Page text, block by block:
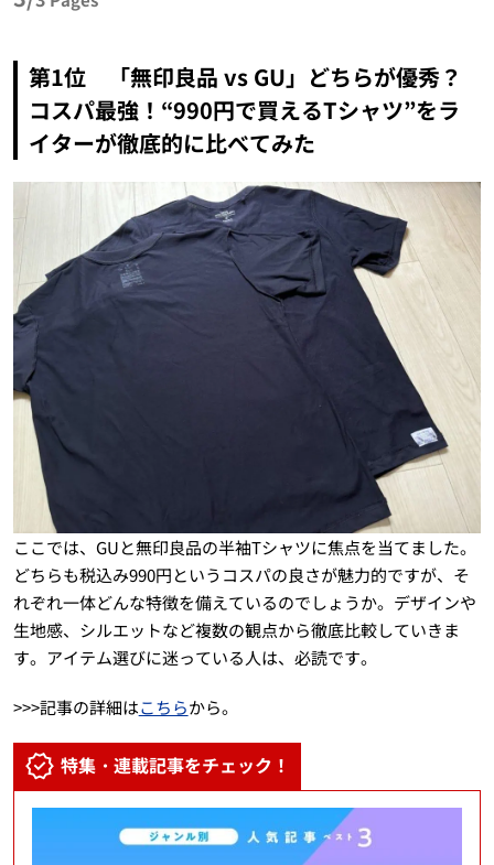
第1位 「無印良品 vs GU」どちらが優秀？
コスパ最強！“990円で買えるTシャツ”をラ
イターが徹底的に比べてみた
ここでは、GUと無印良品の半袖Tシャツに焦点を当てました。
どちらも税込み990円というコスパの良さが魅力的ですが、そ
れぞれ一体どんな特徴を備えているのでしょうか。デザインや
生地感、シルエットなど複数の観点から徹底比較していきま
す。アイテム選びに迷っている人は、必読です。
>>>記事の詳細はこちらから。
特集・連載記事をチェック！